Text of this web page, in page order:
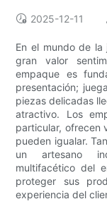
2025-12-11
En el mundo de
gran valor
empaque es
presentación;
piezas delicadas
atractivo. Los
particular, ofrecen
pueden igualar.
un artesano
multifacético del
proteger sus
experiencia del